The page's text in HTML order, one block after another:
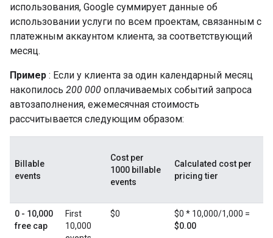
использования, Google суммирует данные об
использовании услуги по всем проектам, связанным с
платежным аккаунтом клиента, за соответствующий
месяц.
Пример : Если у клиента за один календарный месяц
накопилось 200 000 оплачиваемых событий запроса
автозаполнения, ежемесячная стоимость
рассчитывается следующим образом:
Billable
events
Cost per
1000 billable
events
Calculated cost per
pricing tier
0 - 10,000
free cap
First
10,000
$0
$0 * 10,000/1,000 =
$0.00